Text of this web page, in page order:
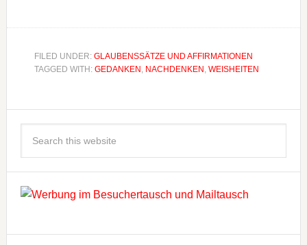
FILED UNDER: GLAUBENSSÄTZE UND AFFIRMATIONEN
TAGGED WITH: GEDANKEN , NACHDENKEN , WEISHEITEN